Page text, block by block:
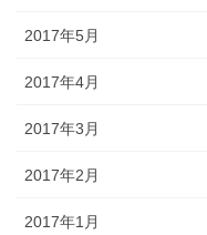
2017年5月
2017年4月
2017年3月
2017年2月
2017年1月